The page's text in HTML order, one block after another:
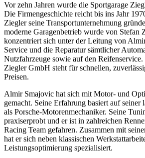
Vor zehn Jahren wurde die Sportgarage
Die Firmengeschichte reicht bis ins Jahr
Ziegler seine Transportunternehmung
moderne Garagenbetrieb wurde von Stefan
konzentriert sich unter der Leitung von
Service und die Reparatur sämtlicher
Nutzfahrzeuge sowie auf den
Ziegler GmbH steht für schnellen,
Preisen.
Almir Smajovic hat sich mit Motor- und
gemacht. Seine Erfahrung basiert auf
als Porsche-Motorenmechaniker. Seine
praxiserprobt und er ist in zahlreichen
Racing Team gefahren. Zusammen mit
hat er sich neben klassischen
Leistungsoptimierung spezialisiert.